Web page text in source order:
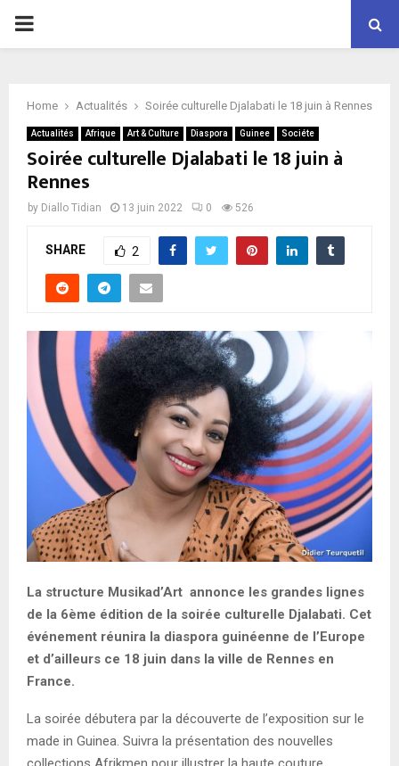
P
M
A
E
Home Actualités Soirée culturelle Djalabati le 18 juin à Rennes
Actualités Afrique Art & Culture Diaspora Guinee Sociéte
Soirée culturelle Djalabati le 18 juin à
Rennes
by Diallo Tidian 13 juin 2022 0 526
SHARE 2
La structure Musikad’Art annonce les grandes lignes
de la 6ème édition de la soirée culturelle Djalabati. Cet
événement réunira la diaspora guinéenne de l’Europe
et d’ailleurs ce 18 juin dans la ville de Rennes en
France.
La soirée débutera par la découverte de l’exposition sur le
made in Guinea. Suivra la présentation des nouvelles